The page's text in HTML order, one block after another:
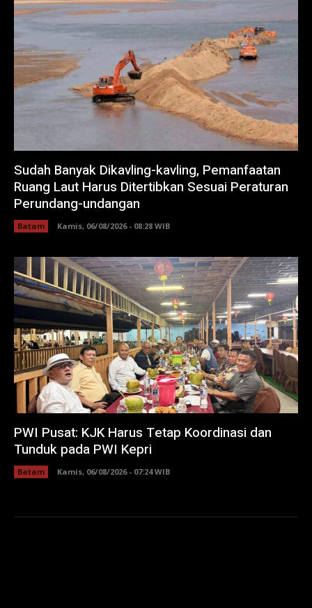
Sudah Banyak Dikavling-kavling, Pemanfaatan
Ruang Laut Harus Ditertibkan Sesuai Peraturan
Perundang-undangan
Batam Kamis, 06/08/2026 - 08:28 WIB
PWI Pusat: KJK Harus Tetap Koordinasi dan
Tunduk pada PWI Kepri
Batam Kamis, 06/08/2026 - 07:24 WIB